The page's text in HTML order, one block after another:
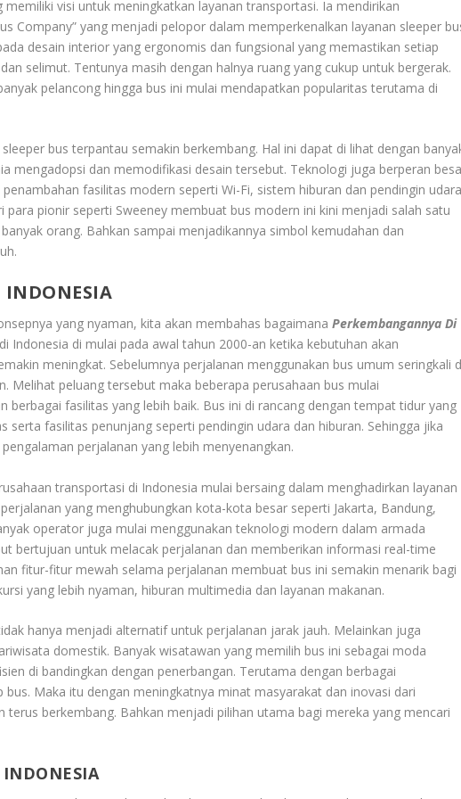
memiliki visi untuk meningkatkan layanan transportasi. Ia mendirikan
Company” yang menjadi pelopor dalam memperkenalkan layanan sleeper
desain interior yang ergonomis dan fungsional yang memastikan setiap
selimut. Tentunya masih dengan halnya ruang yang cukup untuk bergerak.
pelancong hingga bus ini mulai mendapatkan popularitas terutama di
bus terpantau semakin berkembang. Hal ini dapat di lihat dengan
mengadopsi dan memodifikasi desain tersebut. Teknologi juga berperan
fasilitas modern seperti Wi-Fi, sistem hiburan dan pendingin udara
para pionir seperti Sweeney membuat bus modern ini kini menjadi salah satu
orang. Bahkan sampai menjadikannya simbol kemudahan dan
INDONESIA
yang nyaman, kita akan membahas bagaimanaPerkembangannya Di
Indonesia di mulai pada awal tahun 2000-an ketika kebutuhan akan
meningkat. Sebelumnya perjalanan menggunakan bus umum seringkali
Melihat peluang tersebut maka beberapa perusahaan bus mulai
berbagai fasilitas yang lebih baik. Bus ini di rancang dengan tempat tidur yang
serta fasilitas penunjang seperti pendingin udara dan hiburan. Sehingga jika
perjalanan yang lebih menyenangkan.
transportasi di Indonesia mulai bersaing dalam menghadirkan layanan
yang menghubungkan kota-kota besar seperti Jakarta, Bandung,
operator juga mulai menggunakan teknologi modern dalam armada
bertujuan untuk melacak perjalanan dan memberikan informasi real-time
fitur-fitur mewah selama perjalanan membuat bus ini semakin menarik bagi
yang lebih nyaman, hiburan multimedia dan layanan makanan.
hanya menjadi alternatif untuk perjalanan jarak jauh. Melainkan juga
domestik. Banyak wisatawan yang memilih bus ini sebagai moda
di bandingkan dengan penerbangan. Terutama dengan berbagai
Maka itu dengan meningkatnya minat masyarakat dan inovasi dari
terus berkembang. Bahkan menjadi pilihan utama bagi mereka yang mencari
INDONESIA